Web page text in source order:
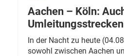
Aachen – Köln:
In der Nacht zu heute
sowohl zwischen Aachen